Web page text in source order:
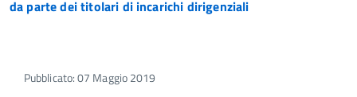
da parte dei titolari di incarichi dirigenziali
Pubblicato: 07 Maggio 2019